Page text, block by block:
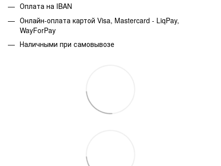
Оплата на IBAN
Онлайн-оплата картой Visa, Mastercard - LiqPay,
WayForPay
Наличными при самовывозе